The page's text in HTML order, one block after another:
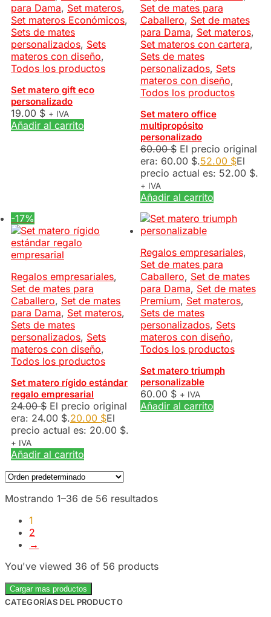
para Dama, Set materos,
Set materos Económicos,
Sets de mates
personalizados, Sets
materos con diseño,
Todos los productos
Set matero gift eco
personalizado
19.00 $ + IVA
Añadir al carrito
Set de mates para
Caballero, Set de mates
para Dama, Set materos,
Set materos con cartera,
Sets de mates
personalizados, Sets
materos con diseño,
Todos los productos
Set matero office
multipropósito
personalizado
60.00$ El precio original
era: 60.00 $.52.00 $El
precio actual es: 52.00 $.
+ IVA
Añadir al carrito
-17%
Regalos empresariales,
Set de mates para
Caballero, Set de mates
para Dama, Set materos,
Sets de mates
personalizados, Sets
materos con diseño,
Todos los productos
Set matero rígido estándar
regalo empresarial
24.00$ El precio original
era: 24.00 $.20.00 $El
precio actual es: 20.00 $.
+ IVA
Añadir al carrito
Regalos empresariales,
Set de mates para
Caballero, Set de mates
para Dama, Set de mates
Premium, Set materos,
Sets de mates
personalizados, Sets
materos con diseño,
Todos los productos
Set matero triumph
personalizable
60.00 $ + IVA
Añadir al carrito
Mostrando 1–36 de 56 resultados
1
2
→
You've viewed 36 of 56 products
Cargar mas productos
CATEGORÍAS DEL PRODUCTO